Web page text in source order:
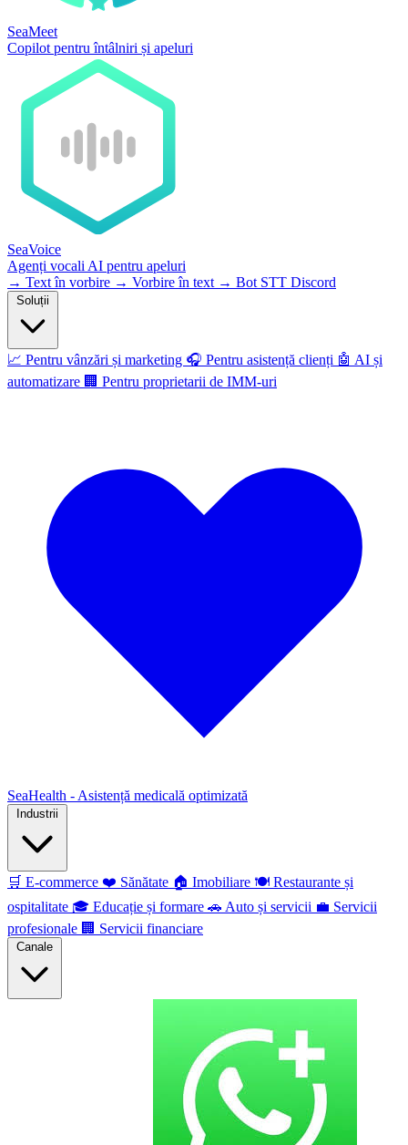
SeaMeet
Copilot pentru întâlniri și apeluri
SeaVoice
Agenți vocali AI pentru apeluri
→ Text în vorbire → Vorbire în text → Bot STT Discord
📈 Pentru vânzări și marketing 🎧 Pentru asistență clienți 🤖 AI și
automatizare 🏢 Pentru proprietarii de IMM-uri
SeaHealth - Asistență medicală optimizată
🛒 E-commerce ❤️ Sănătate 🏠 Imobiliare 🍽️ Restaurante și
ospitalitate 🎓 Educație și formare 🚗 Auto și servicii 💼 Servicii
profesionale 🏢 Servicii financiare